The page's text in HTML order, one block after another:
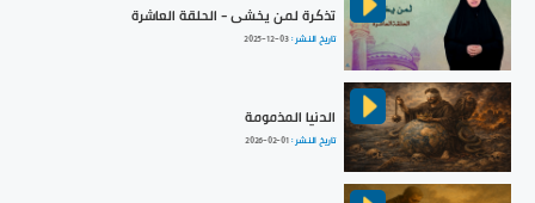
تذكرة لمن يخشى - الحلقة العاشرة
تاريخ النشر :2025-12-03
الدنيا المذمومة
تاريخ النشر :2026-02-01